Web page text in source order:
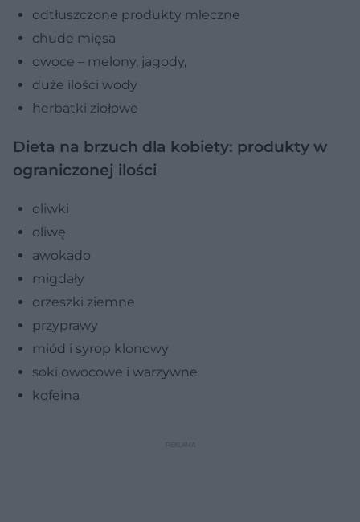
odtłuszczone produkty mleczne
chude mięsa
owoce – melony, jagody,
duże ilości wody
herbatki ziołowe
Dieta na brzuch dla kobiety: produkty w
ograniczonej ilości
oliwki
oliwę
awokado
migdały
orzeszki ziemne
przyprawy
miód i syrop klonowy
soki owocowe i warzywne
kofeina